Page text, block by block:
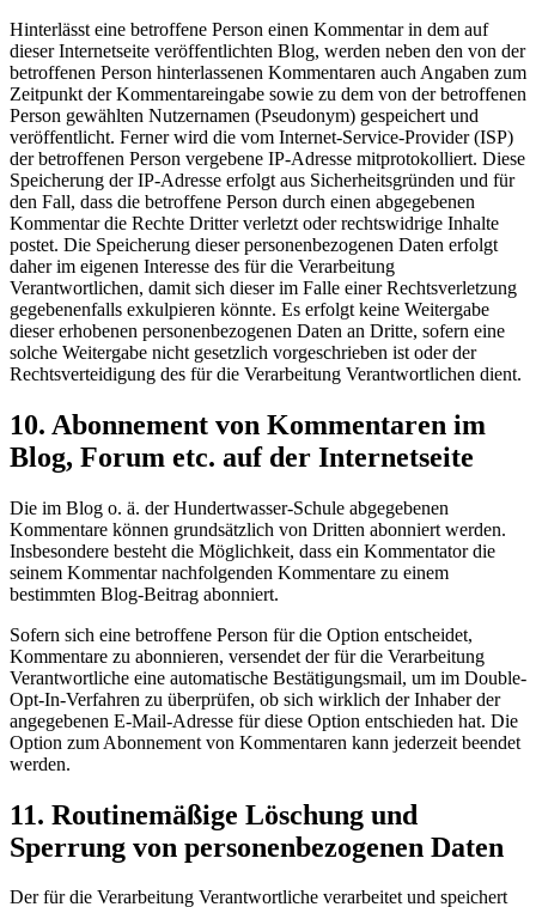
Hinterlässt eine betroffene Person einen Kommentar in dem auf
dieser Internetseite veröffentlichten Blog, werden neben den von der
betroffenen Person hinterlassenen Kommentaren auch Angaben zum
Zeitpunkt der Kommentareingabe sowie zu dem von der betroffenen
Person gewählten Nutzernamen (Pseudonym) gespeichert und
veröffentlicht. Ferner wird die vom Internet-Service-Provider (ISP)
der betroffenen Person vergebene IP-Adresse mitprotokolliert. Diese
Speicherung der IP-Adresse erfolgt aus Sicherheitsgründen und für
den Fall, dass die betroffene Person durch einen abgegebenen
Kommentar die Rechte Dritter verletzt oder rechtswidrige Inhalte
postet. Die Speicherung dieser personenbezogenen Daten erfolgt
daher im eigenen Interesse des für die Verarbeitung
Verantwortlichen, damit sich dieser im Falle einer Rechtsverletzung
gegebenenfalls exkulpieren könnte. Es erfolgt keine Weitergabe
dieser erhobenen personenbezogenen Daten an Dritte, sofern eine
solche Weitergabe nicht gesetzlich vorgeschrieben ist oder der
Rechtsverteidigung des für die Verarbeitung Verantwortlichen dient.
10. Abonnement von Kommentaren im
Blog, Forum etc. auf der Internetseite
Die im Blog o. ä. der Hundertwasser-Schule abgegebenen
Kommentare können grundsätzlich von Dritten abonniert werden.
Insbesondere besteht die Möglichkeit, dass ein Kommentator die
seinem Kommentar nachfolgenden Kommentare zu einem
bestimmten Blog-Beitrag abonniert.
Sofern sich eine betroffene Person für die Option entscheidet,
Kommentare zu abonnieren, versendet der für die Verarbeitung
Verantwortliche eine automatische Bestätigungsmail, um im Double-
Opt-In-Verfahren zu überprüfen, ob sich wirklich der Inhaber der
angegebenen E-Mail-Adresse für diese Option entschieden hat. Die
Option zum Abonnement von Kommentaren kann jederzeit beendet
werden.
11. Routinemäßige Löschung und
Sperrung von personenbezogenen Daten
Der für die Verarbeitung Verantwortliche verarbeitet und speichert